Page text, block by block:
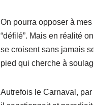
On pourra opposer à
“défilé”. Mais en réalité
se croisent sans jamais
pied qui cherche à
Autrefois le Carnaval,